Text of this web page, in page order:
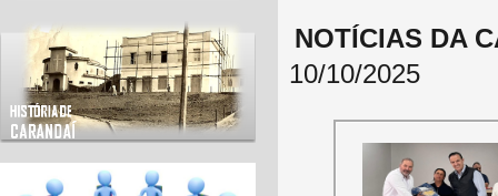
NOTÍCIAS DA
10/10/2025